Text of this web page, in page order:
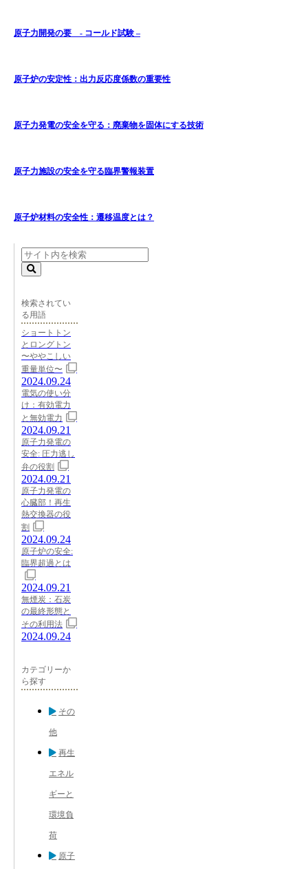
原子力開発の要 - コールド試験 –
原子炉の安定性：出力反応度係数の重要性
原子力発電の安全を守る：廃棄物を固体にする技術
原子力施設の安全を守る臨界警報装置
原子炉材料の安全性：遷移温度とは？
検索されてい
る用語
ショートトン
とロングトン
〜ややこしい
重量単位〜
2024.09.24
電気の使い分
け：有効電力
と無効電力
2024.09.21
原子力発電の
安全: 圧力逃し
弁の役割
2024.09.21
原子力発電の
心臓部！再生
熱交換器の役
割
2024.09.24
原子炉の安全:
臨界超過とは
2024.09.21
無煙炭：石炭
の最終形態と
その利用法
2024.09.24
カテゴリーか
ら探す
その
他
再生
エネル
ギーと
環境負
荷
原子